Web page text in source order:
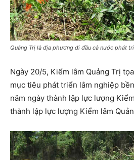
Quảng Trị là địa phương đi đầu cả nước phát
Ngày 20/5, Kiểm lâm Quảng Trị
mục tiêu phát triển lâm nghiệp
năm ngày thành lập lực lượng
thành lập lực lượng Kiểm lâm